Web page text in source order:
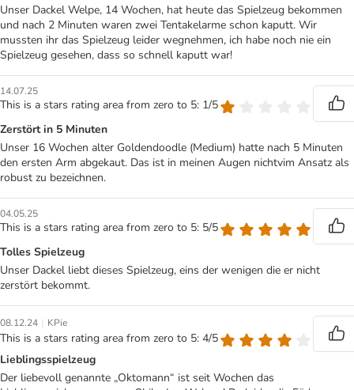
Unser Dackel Welpe, 14 Wochen, hat heute das Spielzeug bekommen
und nach 2 Minuten waren zwei Tentakelarme schon kaputt. Wir
mussten ihr das Spielzeug leider wegnehmen, ich habe noch nie ein
Spielzeug gesehen, dass so schnell kaputt war!
14.07.25
This is a stars rating area from zero to 5: 1/5
Zerstört in 5 Minuten
Unser 16 Wochen alter Goldendoodle (Medium) hatte nach 5 Minuten
den ersten Arm abgekaut. Das ist in meinen Augen nichtvim Ansatz als
robust zu bezeichnen.
04.05.25
This is a stars rating area from zero to 5: 5/5
Tolles Spielzeug
Unser Dackel liebt dieses Spielzeug, eins der wenigen die er nicht
zerstört bekommt.
08.12.24 | KPie
This is a stars rating area from zero to 5: 4/5
Lieblingsspielzeug
Der liebevoll genannte „Oktomann“ ist seit Wochen das